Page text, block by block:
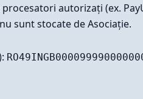
autorizați (ex.
sunt stocate de Asociație.